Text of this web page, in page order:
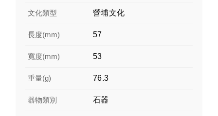
文化類型 營埔文化
長度(mm) 57
寬度(mm) 53
重量(g) 76.3
器物類別 石器